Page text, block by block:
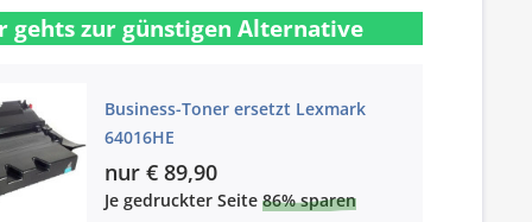
gehts zur günstigen Alternative
Business-Toner ersetzt Lexmark
64016HE
nur € 89,90
Je gedruckter Seite86% sparen